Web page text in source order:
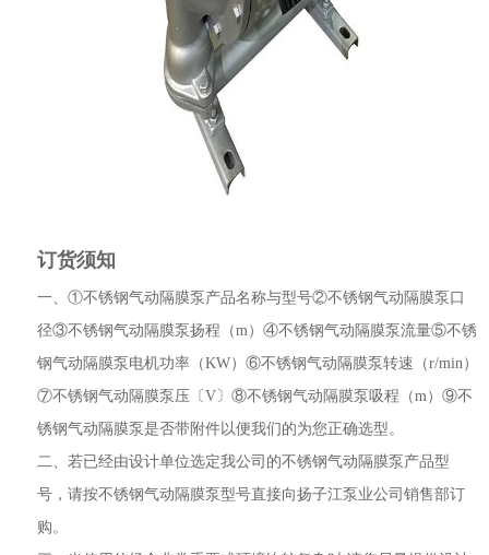
订货须知
一、①不锈钢气动隔膜泵产品名称与型号②不锈钢气动隔膜泵口
径③不锈钢气动隔膜泵扬程（m）④不锈钢气动隔膜泵流量⑤不锈
钢气动隔膜泵电机功率（KW）⑥不锈钢气动隔膜泵转速（r/min）
⑦不锈钢气动隔膜泵压〔V〕⑧不锈钢气动隔膜泵吸程（m）⑨不
锈钢气动隔膜泵是否带附件以便我们的为您正确选型。
二、若已经由设计单位选定我公司的不锈钢气动隔膜泵产品型
号，请按不锈钢气动隔膜泵型号直接向扬子江泵业公司销售部订
购。